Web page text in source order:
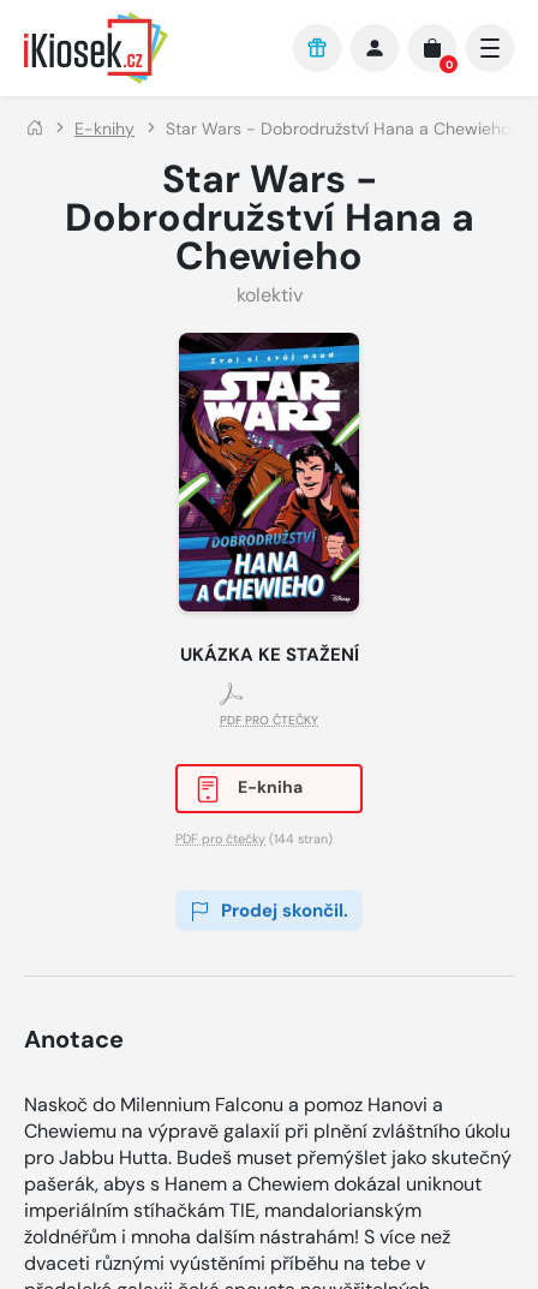
Přejít na hlavní obsah
0
E-knihy Star Wars - Dobrodružství Hana a Chewieho
Star Wars -
Dobrodružství Hana a
Chewieho
kolektiv
UKÁZKA KE STAŽENÍ
PDF PRO ČTEČKY
E-kniha
PDF pro čtečky (144 stran)
Prodej skončil.
Anotace
Naskoč do Milennium Falconu a pomoz Hanovi a
Chewiemu na výpravě galaxií při plnění zvláštního úkolu
pro Jabbu Hutta. Budeš muset přemýšlet jako skutečný
pašerák, abys s Hanem a Chewiem dokázal uniknout
imperiálním stíhačkám TIE, mandalorianským
žoldnéřům i mnoha dalším nástrahám! S více než
dvaceti různými vyústěními příběhu na tebe v